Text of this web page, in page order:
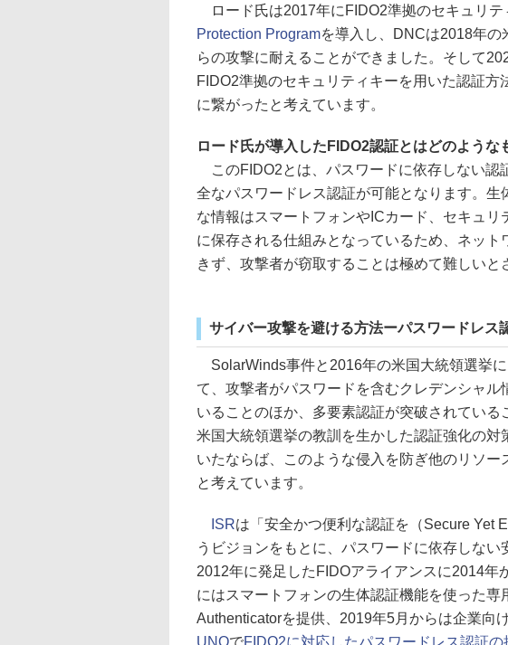
ロード氏は2017年にFIDO2準拠のセキュリテ
Protection Programを導入し、DNCは2018年
らの攻撃に耐えることができました。そして
FIDO2準拠のセキュリティキーを用いた認証
に繋がったと考えています。
ロード氏が導入したFIDO2認証とはどのような
このFIDO2とは、パスワードに依存しない認
全なパスワードレス認証が可能となります。
な情報はスマートフォンやICカード、セキュ
に保存される仕組みとなっているため、ネッ
きず、攻撃者が窃取することは極めて難しいと
サイバー攻撃を避ける方法ーパスワードレス
SolarWinds事件と2016年の米国大統領選挙
て、攻撃者がパスワードを含むクレデンシャ
いることのほか、多要素認証が突破されてい
米国大統領選挙の教訓を生かした認証強化の対
いたならば、このような侵入を防ぎ他のリソ
と考えています。
ISRは「安全かつ便利な認証を（Secure Yet
うビジョンをもとに、パスワードに依存しな
2012年に発足したFIDOアライアンスに2014年
にはスマートフォンの生体認証機能を使った
Authenticatorを提供、2019年5月からは企業向
UNOでFIDO2に対応したパスワードレス認証の